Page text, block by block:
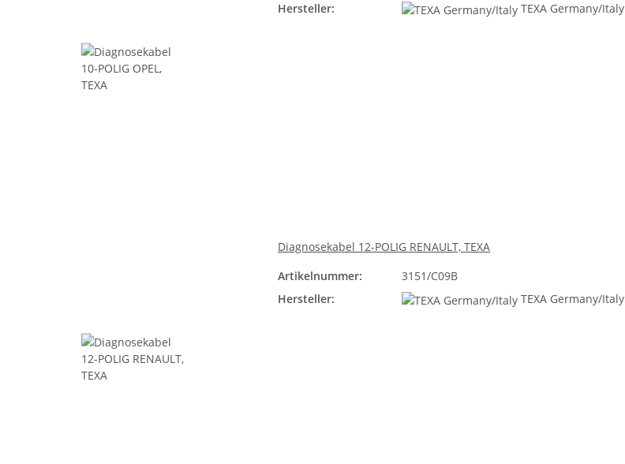
Hersteller:
TEXA Germany/Italy
Diagnosekabel 12-POLIG RENAULT, TEXA
Artikelnummer:
3151/C09B
Hersteller:
TEXA Germany/Italy